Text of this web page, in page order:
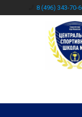
8 (496) 343-70-